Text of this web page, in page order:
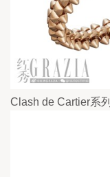
Clash de Cartier系